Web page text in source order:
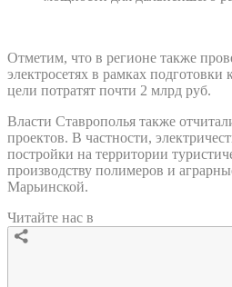
Отметим, что в регионе также
электросетях в рамках подготовки
цели потратят почти 2 млрд руб.
Власти Ставрополья также
проектов. В частности,
постройки на территории
производству полимеров и
Марьинской.
Читайте нас в